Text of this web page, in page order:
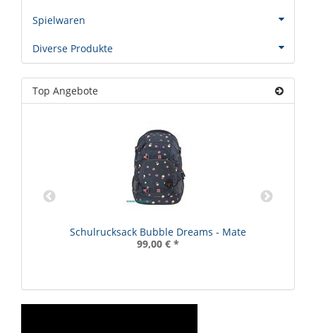
Spielwaren
Diverse Produkte
Top Angebote
Schulrucksack Bubble Dreams - Mate
99,00 € *